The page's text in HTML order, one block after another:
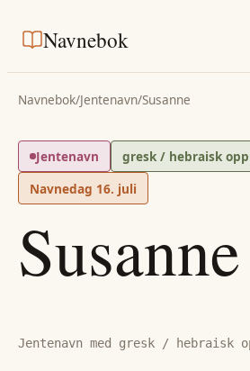
Navnebok
Navnebok/Jentenavn/Susanne
Jentenavn
gresk / hebraisk
Navnedag 16. juli
Susanne
Jentenavn med gresk / hebraisk